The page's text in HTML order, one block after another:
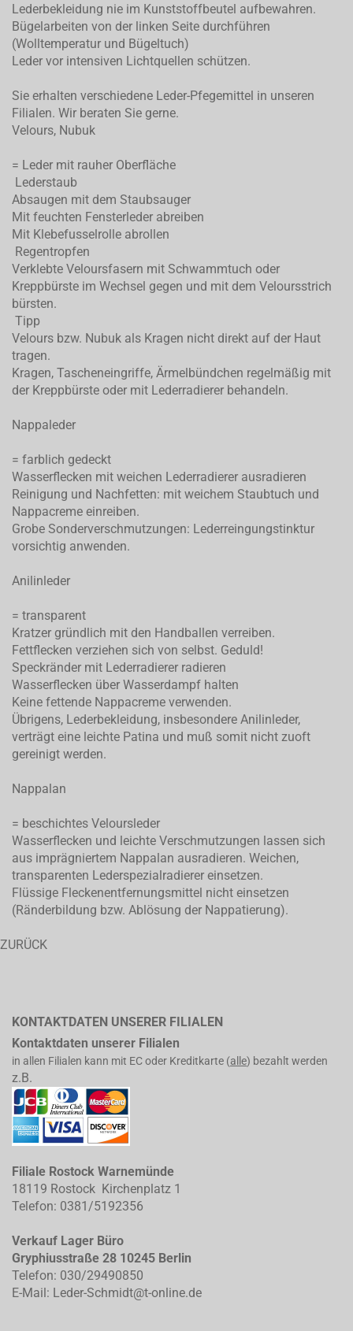
Lederbekleidung nie im Kunststoffbeutel aufbewahren.
Bügelarbeiten von der linken Seite durchführen
(Wolltemperatur und Bügeltuch)
Leder vor intensiven Lichtquellen schützen.
Sie erhalten verschiedene Leder-Pfegemittel in unseren
Filialen. Wir beraten Sie gerne.
Velours, Nubuk
= Leder mit rauher Oberfläche
Lederstaub
Absaugen mit dem Staubsauger
Mit feuchten Fensterleder abreiben
Mit Klebefusselrolle abrollen
Regentropfen
Verklebte Veloursfasern mit Schwammtuch oder
Kreppbürste im Wechsel gegen und mit dem Veloursstrich
bürsten.
Tipp
Velours bzw. Nubuk als Kragen nicht direkt auf der Haut
tragen.
Kragen, Tascheneingriffe, Ärmelbündchen regelmäßig mit
der Kreppbürste oder mit Lederradierer behandeln.
Nappaleder
= farblich gedeckt
Wasserflecken mit weichen Lederradierer ausradieren
Reinigung und Nachfetten: mit weichem Staubtuch und
Nappacreme einreiben.
Grobe Sonderverschmutzungen: Lederreingungstinktur
vorsichtig anwenden.
Anilinleder
= transparent
Kratzer gründlich mit den Handballen verreiben.
Fettflecken verziehen sich von selbst. Geduld!
Speckränder mit Lederradierer radieren
Wasserflecken über Wasserdampf halten
Keine fettende Nappacreme verwenden.
Übrigens, Lederbekleidung, insbesondere Anilinleder,
verträgt eine leichte Patina und muß somit nicht zuoft
gereinigt werden.
Nappalan
= beschichtes Veloursleder
Wasserflecken und leichte Verschmutzungen lassen sich
aus imprägniertem Nappalan ausradieren. Weichen,
transparenten Lederspezialradierer einsetzen.
Flüssige Fleckenentfernungsmittel nicht einsetzen
(Ränderbildung bzw. Ablösung der Nappatierung).
ZURÜCK
KONTAKTDATEN UNSERER FILIALEN
Kontaktdaten unserer Filialen
in allen Filialen kann mit EC oder Kreditkarte (alle) bezahlt werden
z.B.
Filiale Rostock Warnemünde
18119 Rostock Kirchenplatz 1
Telefon: 0381/5192356
Verkauf Lager Büro
Gryphiusstraße 28 10245 Berlin
Telefon: 030/29490850
E-Mail: Leder-Schmidt@t-online.de